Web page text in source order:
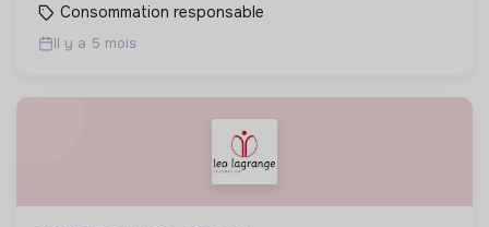
Consommation responsable
Il y a 5 mois